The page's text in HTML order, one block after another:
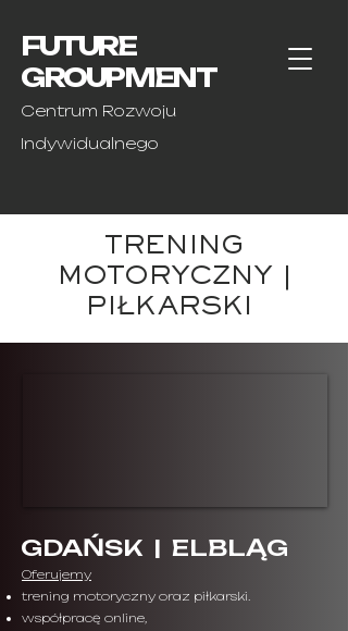
FUTURE
GROUPMENT
Centrum Rozwoju
Indywidualnego
TRENING
MOTORYCZNY |
PIŁKARSKI
GDAŃSK | ELBLĄG
Oferujemy
trening motoryczny oraz piłkarski.
współpracę online,